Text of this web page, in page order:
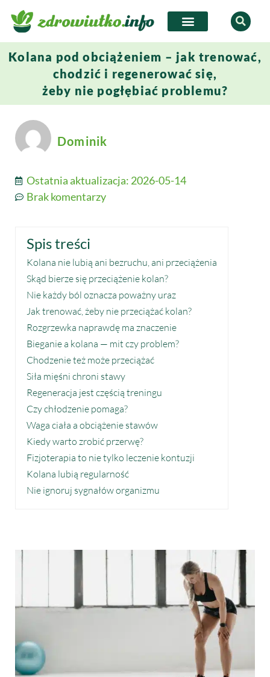
Kolana pod obciążeniem – jak trenować,
chodzić i regenerować się,
żeby nie pogłębiać problemu?
Dominik
Ostatnia aktualizacja: 2026-05-14
Brak komentarzy
Spis treści
Kolana nie lubią ani bezruchu, ani przeciążenia
Skąd bierze się przeciążenie kolan?
Nie każdy ból oznacza poważny uraz
Jak trenować, żeby nie przeciążać kolan?
Rozgrzewka naprawdę ma znaczenie
Bieganie a kolana — mit czy problem?
Chodzenie też może przeciążać
Siła mięśni chroni stawy
Regeneracja jest częścią treningu
Czy chłodzenie pomaga?
Waga ciała a obciążenie stawów
Kiedy warto zrobić przerwę?
Fizjoterapia to nie tylko leczenie kontuzji
Kolana lubią regularność
Nie ignoruj sygnałów organizmu